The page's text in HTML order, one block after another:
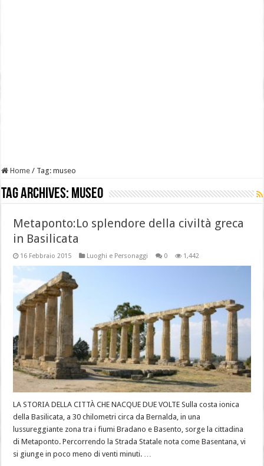
Home / Tag:museo
Tag Archives: museo
Metaponto:Lo splendore della civiltà greca
in Basilicata
16 Febbraio 2015 Luoghi e Personaggi 0 1,442
LA STORIA DELLA CITTÀ CHE NACQUE DUE VOLTE Sulla costa ionica
della Basilicata, a 30 chilometri circa da Bernalda, in una
lussureggiante zona tra i fiumi Bradano e Basento, sorge la cittadina
di Metaponto. Percorrendo la Strada Statale nota come Basentana, vi
si giunge in poco meno di venti minuti. …